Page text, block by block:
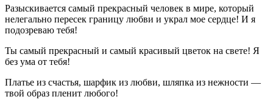
Разыскивается самый прекрасный человек в мире, который
нелегально пересек границу любви и украл мое сердце! И я
подозреваю тебя!
Ты самый прекрасный и самый красивый цветок на свете! Я
без ума от тебя!
Платье из счастья, шарфик из любви, шляпка из нежности —
твой образ пленит любого!